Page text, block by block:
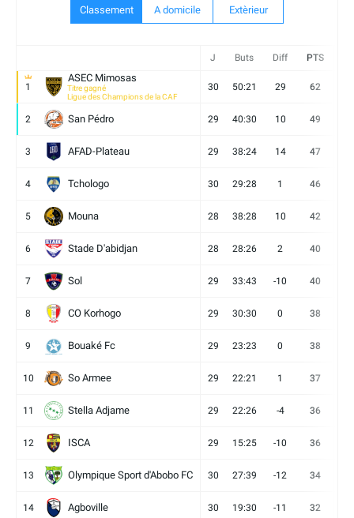
Classement A domicile Extèrieur
J Buts Diff PTS
1
ASEC Mimosas
Titre gagné
Ligue des Champions de la CAF
30 50:21 29 62
2 San Pédro 29 40:30 10 49
3 AFAD-Plateau 29 38:24 14 47
4 Tchologo 30 29:28 1 46
5 Mouna 28 38:28 10 42
6 Stade D'abidjan 28 28:26 2 40
7 Sol 29 33:43 -10 40
8 CO Korhogo 29 30:30 0 38
9 Bouaké Fc 29 23:23 0 38
10 So Armee 29 22:21 1 37
11 Stella Adjame 29 22:26 -4 36
12 ISCA 29 15:25 -10 36
13 Olympique Sport d'Abobo FC 30 27:39 -12 34
14 Agboville 30 19:30 -11 32